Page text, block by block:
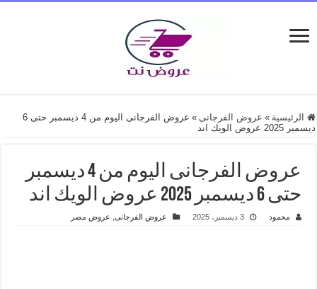
الرئيسية » عروض الفرجانى »
عروض الفرجانى اليوم من 4 ديسمبر حتى 6
ديسمبر 2025 عروض الويك اند
عروض الفرجانى اليوم من 4 ديسمبر
حتى 6 ديسمبر 2025 عروض الويك اند
محمود 3 ديسمبر، 2025 عروض الفرجانى, عروض مصر